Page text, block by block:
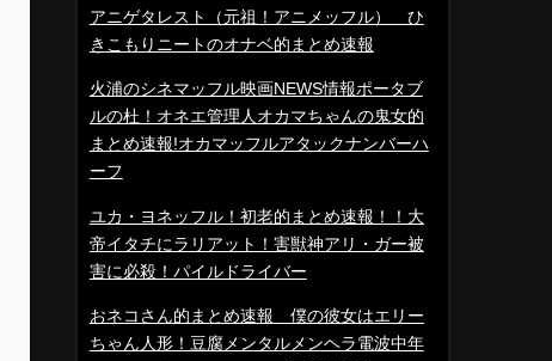
アニゲタレスト（元祖！アニメッフル） ひ
きこもりニートのオナベ的まとめ速報
火浦のシネマッフル映画NEWS情報ポータブ
ルの杜！オネエ管理人オカマちゃんの鬼女的
まとめ速報!オカマッフルアタックナンバーハ
ーフ
ユカ・ヨネッフル！初老的まとめ速報！！大
帝イタチにラリアット！害獣神アリ・ガー被
害に必殺！パイルドライバー
おネコさん的まとめ速報 僕の彼女はエリー
ちゃん人形！豆腐メンタルメンヘラ電波中年